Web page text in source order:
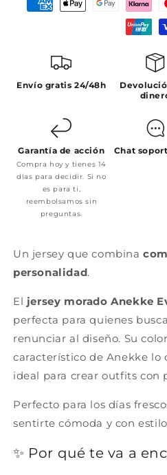
Envío gratis 24/48h
Garantía de acción
Compra hoy y tienes 14
días para decidir. Si no
es para ti,
reembolsamos sin
preguntas.
Chat
Un jersey que combina
personalidad.
El jersey morado Anekke
perfecta para quienes
renunciar al diseño. Su
característico de Anekke lo
ideal para crear outfits con
Perfecto para los días
sentirte cómoda y con
✨ Por qué te va a